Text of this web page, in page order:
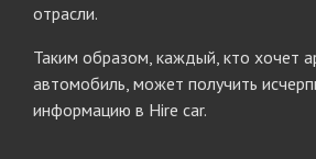
отрасли.
Таким образом, каждый, кто хочет
автомобиль, может получить
информацию в Hire car.